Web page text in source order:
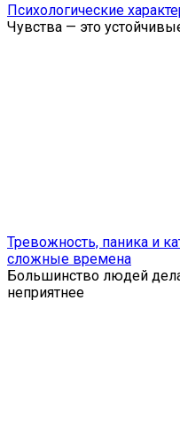
Психологические
Чувства — это
Тревожность, паника и
сложные времена
Большинство людей
неприятнее